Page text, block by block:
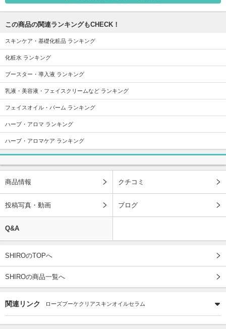
この商品の関連ランキングもCHECK！
スキンケア・基礎化粧品 ランキング
化粧水 ランキング
ブースター・導入液 ランキング
乳液・美容液・フェイスクリームなど ランキング
フェイスオイル・バーム ランキング
ハーブ・アロマ ランキング
ハーブ・アロマケア ランキング
商品情報 クチコミ
投稿写真・動画 ブログ
Q&A
SHIROのTOPへ
SHIROの商品一覧へ
関連リンク ローズブーケクリアスキンオイルセラム